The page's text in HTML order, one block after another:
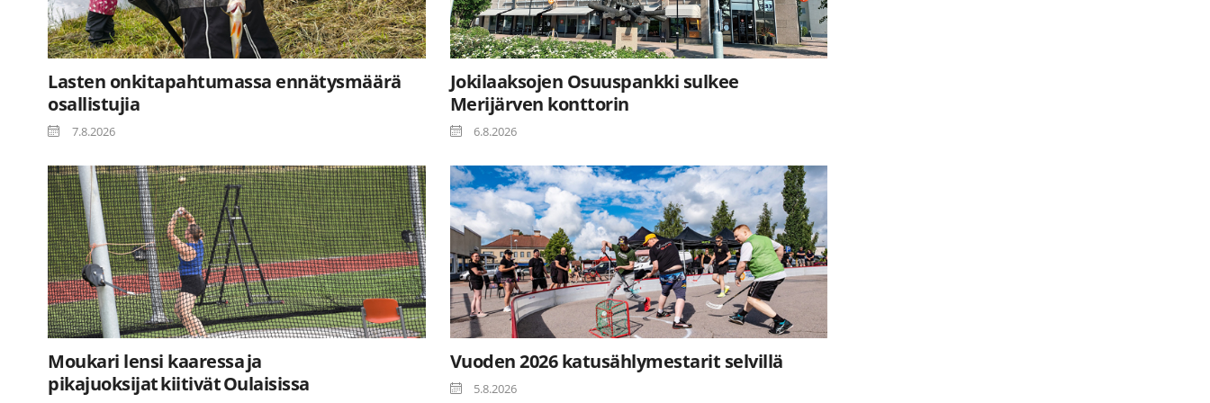
Lasten onkitapahtumassa ennätysmäärä
osallistujia
7.8.2026
Jokilaaksojen Osuuspankki sulkee
Merijärven konttorin
6.8.2026
Moukari lensi kaaressa ja
pikajuoksijat kiitivät Oulaisissa
Vuoden 2026 katusählymestarit selvillä
5.8.2026